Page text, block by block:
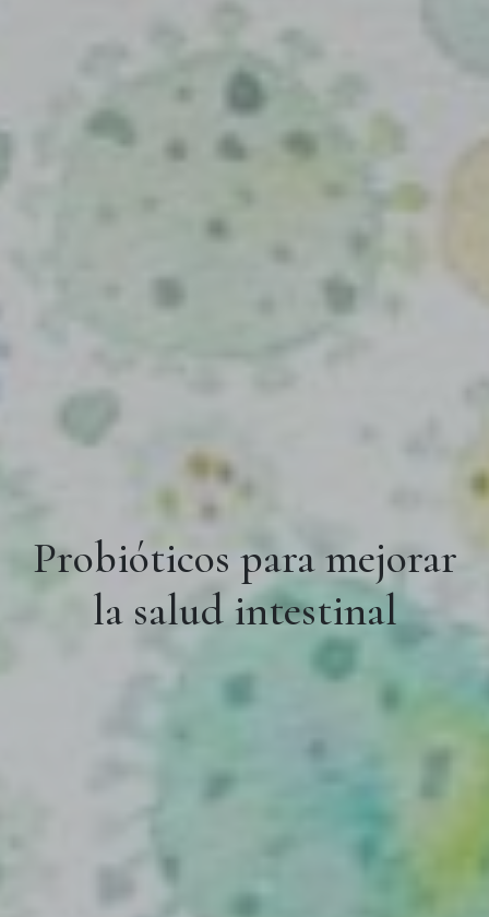
Probióticos para mejorar
la salud intestinal